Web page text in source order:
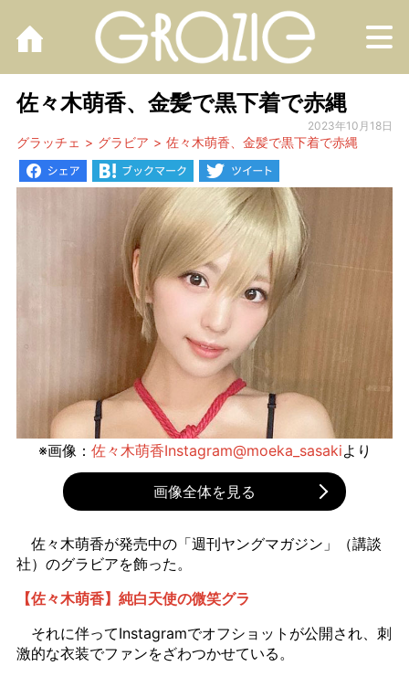
佐々木萌香、金髪で黒下着で赤縄
2023年10月18日
グラッチェ グラビア 佐々木萌香、金髪で黒下着で赤縄
※画像： 佐々木萌香Instagram@moeka_sasakiより
画像全体を見る
佐々木萌香が発売中の「週刊ヤングマガジン」（講談
社）のグラビアを飾った。
【佐々木萌香】純白天使の微笑グラ
それに伴ってInstagramでオフショットが公開され、刺
激的な衣装でファンをざわつかせている。